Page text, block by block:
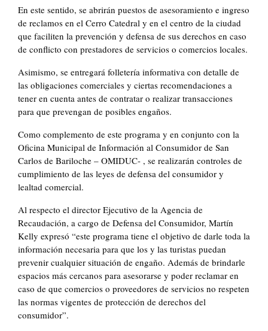
En este sentido, se abrirán puestos de asesoramiento e ingreso
de reclamos en el Cerro Catedral y en el centro de la ciudad
que faciliten la prevención y defensa de sus derechos en caso
de conflicto con prestadores de servicios o comercios locales.
Asimismo, se entregará folletería informativa con detalle de
las obligaciones comerciales y ciertas recomendaciones a
tener en cuenta antes de contratar o realizar transacciones
para que prevengan de posibles engaños.
Como complemento de este programa y en conjunto con la
Oficina Municipal de Información al Consumidor de San
Carlos de Bariloche – OMIDUC- , se realizarán controles de
cumplimiento de las leyes de defensa del consumidor y
lealtad comercial.
Al respecto el director Ejecutivo de la Agencia de
Recaudación, a cargo de Defensa del Consumidor, Martín
Kelly expresó “este programa tiene el objetivo de darle toda la
información necesaria para que los y las turistas puedan
prevenir cualquier situación de engaño. Además de brindarle
espacios más cercanos para asesorarse y poder reclamar en
caso de que comercios o proveedores de servicios no respeten
las normas vigentes de protección de derechos del
consumidor”.